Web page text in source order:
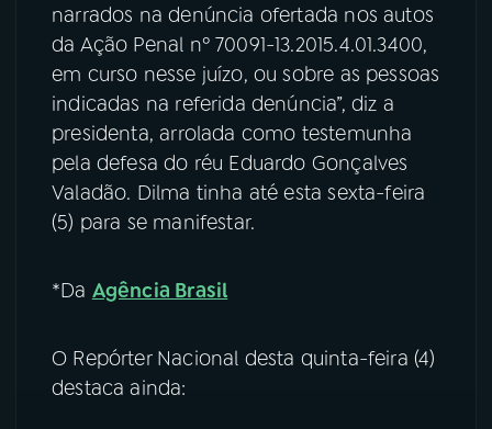
Instagram X
TikTok
narrados na denúncia ofertada nos autos
da Ação Penal nº 70091-13.2015.4.01.3400,
em curso nesse juízo, ou sobre as pessoas
indicadas na referida denúncia”, diz a
presidenta, arrolada como testemunha
pela defesa do réu Eduardo Gonçalves
Valadão. Dilma tinha até esta sexta-feira
(5) para se manifestar.
*Da Agência Brasil
O Repórter Nacional desta quinta-feira (4)
destaca ainda: